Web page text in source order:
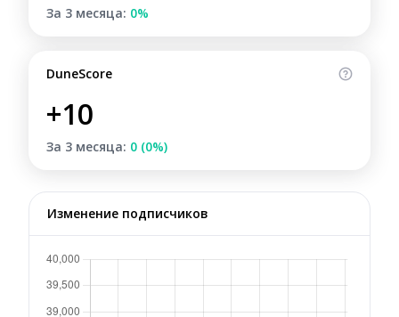
За 3 месяца: 0%
DuneScore
+10
За 3 месяца: 0 (0%)
Изменение подписчиков